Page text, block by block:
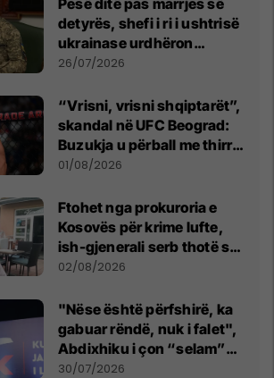
detyrës, shefi i ri i ushtrisë
ukrainase urdhëron
kontroll të madh
26/07/2026
“Vrisni, vrisni shqiptarët”,
skandal në UFC Beograd:
Buzukja u përball me thirrje
anti-shqiptare nga
01/08/2026
Ftohet nga prokuroria e
Kosovës për krime lufte,
ish-gjenerali serb thotë se
dikush e tradhtoi në
02/08/2026
"Nëse është përfshirë, ka
gabuar rëndë, nuk i falet",
Abdixhiku i çon “selam”
Përparim Ramës
30/07/2026